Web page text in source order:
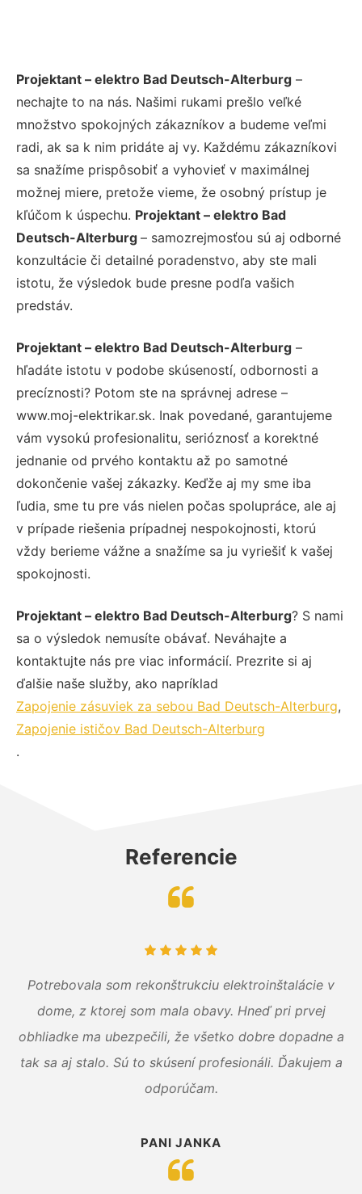
Projektant – elektro Bad Deutsch-Alterburg –
nechajte to na nás. Našimi rukami prešlo veľké
množstvo spokojných zákazníkov a budeme veľmi
radi, ak sa k nim pridáte aj vy. Každému zákazníkovi
sa snažíme prispôsobiť a vyhovieť v maximálnej
možnej miere, pretože vieme, že osobný prístup je
kľúčom k úspechu. Projektant – elektro Bad
Deutsch-Alterburg – samozrejmosťou sú aj odborné
konzultácie či detailné poradenstvo, aby ste mali
istotu, že výsledok bude presne podľa vašich
predstáv.
Projektant – elektro Bad Deutsch-Alterburg –
hľadáte istotu v podobe skúseností, odbornosti a
precíznosti? Potom ste na správnej adrese –
www.moj-elektrikar.sk. Inak povedané, garantujeme
vám vysokú profesionalitu, serióznosť a korektné
jednanie od prvého kontaktu až po samotné
dokončenie vašej zákazky. Keďže aj my sme iba
ľudia, sme tu pre vás nielen počas spolupráce, ale aj
v prípade riešenia prípadnej nespokojnosti, ktorú
vždy berieme vážne a snažíme sa ju vyriešiť k vašej
spokojnosti.
Projektant – elektro Bad Deutsch-Alterburg? S nami
sa o výsledok nemusíte obávať. Neváhajte a
kontaktujte nás pre viac informácií. Prezrite si aj
ďalšie naše služby, ako napríklad
Zapojenie zásuviek za sebou Bad Deutsch-Alterburg,
Zapojenie ističov Bad Deutsch-Alterburg
.
Referencie
Potrebovala som rekonštrukciu elektroinštalácie v
dome, z ktorej som mala obavy. Hneď pri prvej
obhliadke ma ubezpečili, že všetko dobre dopadne a
tak sa aj stalo. Sú to skúsení profesionáli. Ďakujem a
odporúčam.
PANI JANKA